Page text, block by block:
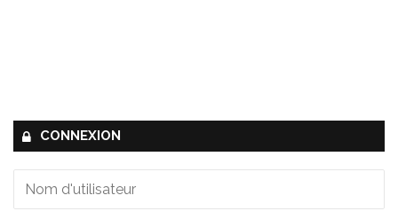
CONNEXION